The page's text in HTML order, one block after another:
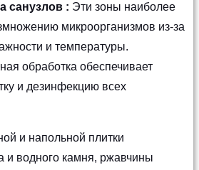
санузлов : Эти зоны наиболее
микроорганизмов из-за
и температуры.
обработка обеспечивает
и дезинфекцию всех
и напольной плитки
и водного камня, ржавчины